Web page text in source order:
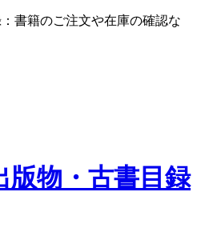
書籍のご注文や在庫の確認な